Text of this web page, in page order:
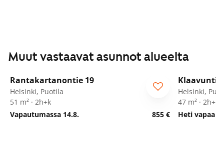
Muut vastaavat asunnot alueelta
Rantakartanontie 19
Helsinki, Puotila
51 m² · 2h+k
Vapautumassa 14.8.
855 €
Klaavuntie
Helsinki,
47 m² · 2h+kk
Heti vapaa